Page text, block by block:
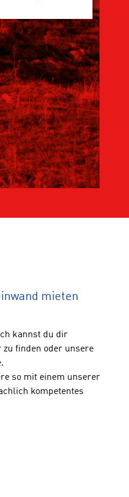
mieten
kannst du dir
finden oder unsere
so mit einem unserer
kompetentes